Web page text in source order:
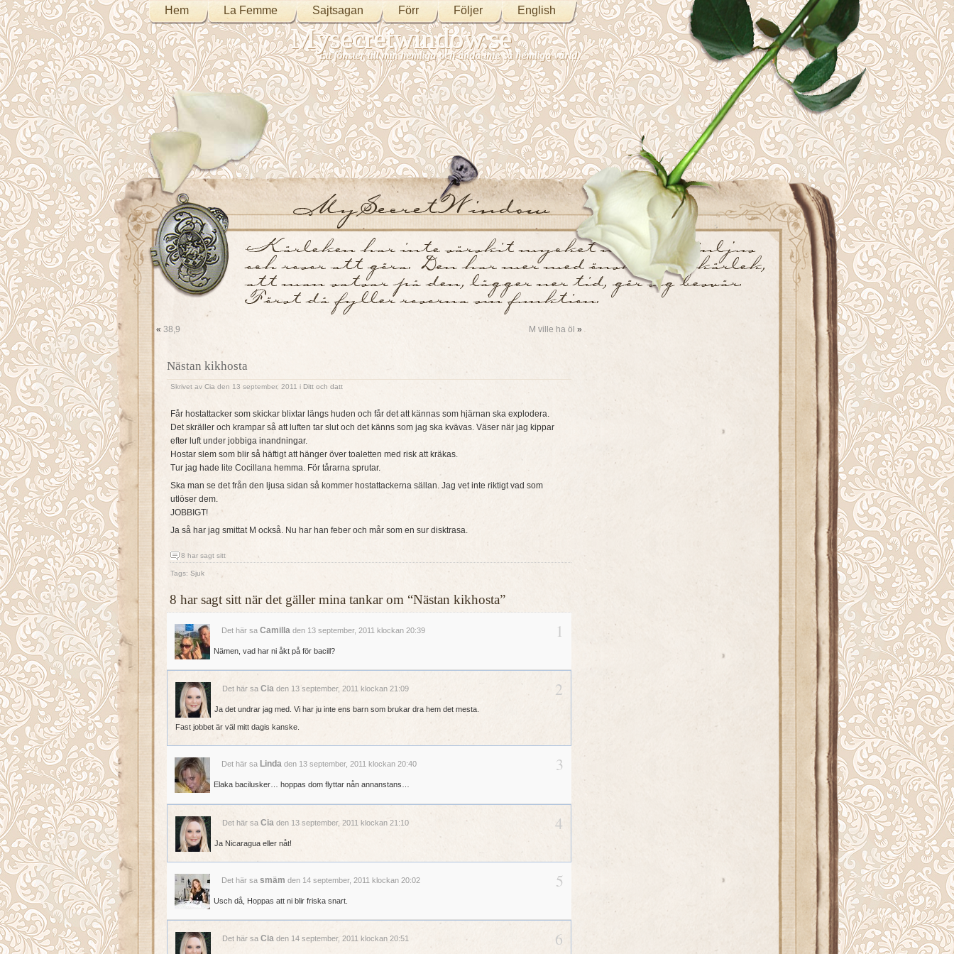
Hem La Femme Sajtsagan Förr Följer English
Mysecretwindow.se
Ett fönster till min hemliga och ändå inte så hemliga värld.
« 38,9 M ville ha öl »
Nästan kikhosta
Skrivet av Cia den 13 september, 2011 i Ditt och datt
Får hostattacker som skickar blixtar längs huden och får det att kännas som hjärnan ska explodera.
Det skräller och krampar så att luften tar slut och det känns som jag ska kvävas. Väser när jag kippar
efter luft under jobbiga inandningar.
Hostar slem som blir så häftigt att hänger över toaletten med risk att kräkas.
Tur jag hade lite Cocillana hemma. För tårarna sprutar.
Ska man se det från den ljusa sidan så kommer hostattackerna sällan. Jag vet inte riktigt vad som
utlöser dem.
JOBBIGT!
Ja så har jag smittat M också. Nu har han feber och mår som en sur disktrasa.
8 har sagt sitt
Tags: Sjuk
8 har sagt sitt när det gäller mina tankar om “Nästan kikhosta”
Det här sa Camilla den 13 september, 2011 klockan 20:39 1
Nämen, vad har ni åkt på för bacill?
Det här saCia den 13 september, 2011 klockan 21:09 2
Ja det undrar jag med. Vi har ju inte ens barn som brukar dra hem det mesta.
Fast jobbet är väl mitt dagis kanske.
Det här sa Linda den 13 september, 2011 klockan 20:40 3
Elaka bacilusker… hoppas dom flyttar nån annanstans…
Det här saCia den 13 september, 2011 klockan 21:10 4
Ja Nicaragua eller nåt!
Det här sa smäm den 14 september, 2011 klockan 20:02 5
Usch då, Hoppas att ni blir friska snart.
Det här saCia den 14 september, 2011 klockan 20:51 6